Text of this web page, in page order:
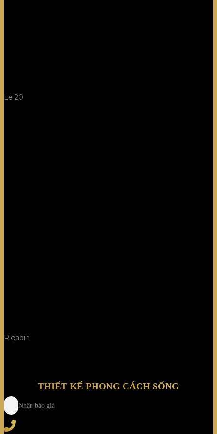
Le 20
Rigadin
THIẾT KẾ PHONG CÁCH SỐNG
Nhận báo giá